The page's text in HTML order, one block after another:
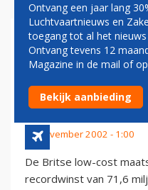
WINST
78 PROCENT
GO
26 november 2002 - 1:00
De Britse low-cost
recordwinst van 71,6
Ontvang een jaar lang
Luchtvaartnieuws en
toegang tot al het
Ontvang tevens 12
Magazine in de mail of
Bekijk aanbieding